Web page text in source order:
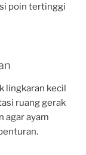
poin tertinggi
lingkaran kecil
ruang gerak
agar ayam